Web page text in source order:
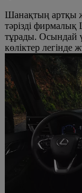
Шанақтың артқы
тәрізді фирмалық
тұрады. Осындай
көліктер легінде